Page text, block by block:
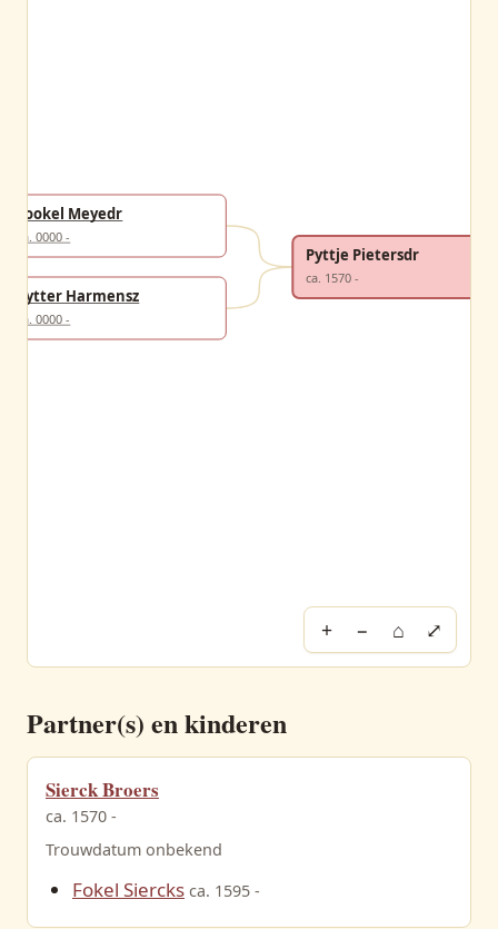
Fookel Meyedr
ca. 0000 -
Pytter Harmensz
ca. 0000 -
Pyttje Pietersdr
ca. 1570 -
+ − ⌂ ⤢
Partner(s) en kinderen
Sierck Broers
ca. 1570 -
Trouwdatum onbekend
Fokel Siercks ca. 1595 -